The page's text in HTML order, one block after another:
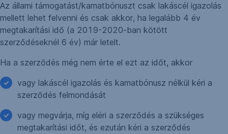
Az állami támogatást/kamatbónuszt csak lakáscél igazolás
mellett lehet felvenni és csak akkor, ha legalább 4 év
megtakarítási idő (a 2019-2020-ban kötött
szerződéseknél 6 év) már letelt.
Ha a szerződés még nem érte el ezt az időt, akkor
vagy lakáscél igazolás és kamatbónusz nélkül kéri a
szerződés felmondását
vagy megvárja, míg eléri a szerződés a szükséges
megtakarítási időt, és ezután kéri a szerződés